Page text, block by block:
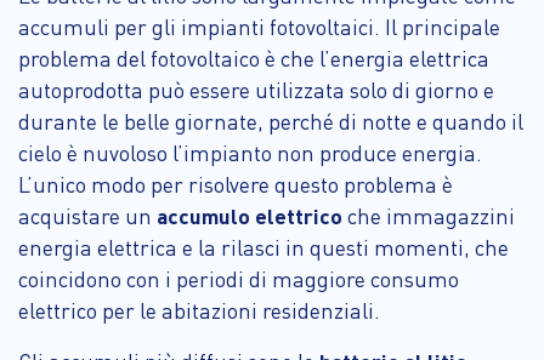
accumuli per gli impianti fotovoltaici. Il principale
problema del fotovoltaico è che l’energia elettrica
autoprodotta può essere utilizzata solo di giorno e
durante le belle giornate, perché di notte e quando il
cielo è nuvoloso l’impianto non produce energia.
L’unico modo per risolvere questo problema è
acquistare un accumulo elettrico che immagazzini
energia elettrica e la rilasci in questi momenti, che
coincidono con i periodi di maggiore consumo
elettrico per le abitazioni residenziali.